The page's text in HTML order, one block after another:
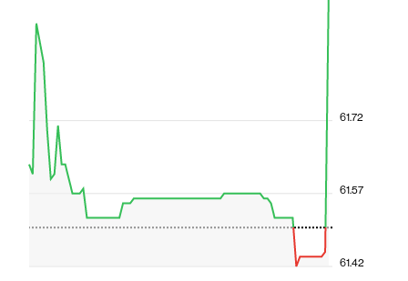
61.42
61.57
61.72